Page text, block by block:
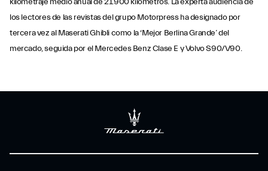
los lectores de las revistas del grupo Motorpress ha designado por
tercera vez al Maserati Ghibli como la ‘Mejor Berlina Grande’ del
mercado, seguida por el Mercedes Benz Clase E y Volvo S90/V90.